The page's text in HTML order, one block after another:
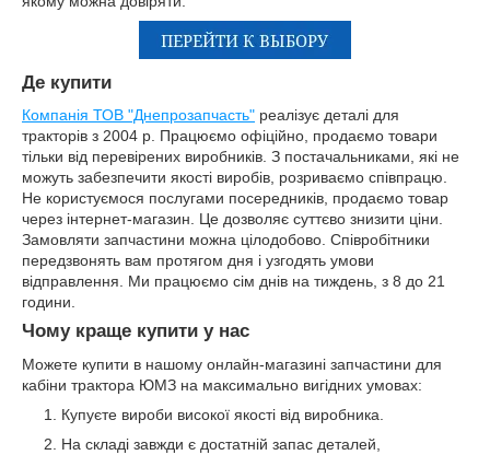
Де купити
Компанія ТОВ "Днепрозапчасть" реалізує деталі для
тракторів з 2004 р. Працюємо офіційно, продаємо товари
тільки від перевірених виробників. З постачальниками, які не
можуть забезпечити якості виробів, розриваємо співпрацю.
Не користуємося послугами посередників, продаємо товар
через інтернет-магазин. Це дозволяє суттєво знизити ціни.
Замовляти запчастини можна цілодобово. Співробітники
передзвонять вам протягом дня і узгодять умови
відправлення. Ми працюємо сім днів на тиждень, з 8 до 21
години.
Чому краще купити у нас
Можете купити в нашому онлайн-магазині запчастини для
кабіни трактора ЮМЗ на максимально вигідних умовах:
Купуєте вироби високої якості від виробника.
На складі завжди є достатній запас деталей,